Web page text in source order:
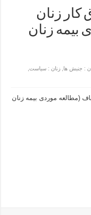
کار زنان
بیمه زنان
: جنبش ها ,زنان : سیاست
(مطالعه موردی بیمه زنان